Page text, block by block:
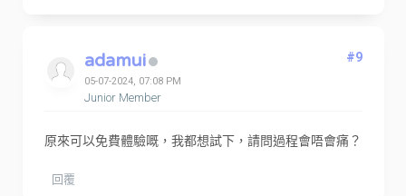
adamui
05-07-2024, 07:08 PM
Junior Member
#9
原來可以免費體驗嘅，我都想試下，請問過程會唔會痛？
回覆